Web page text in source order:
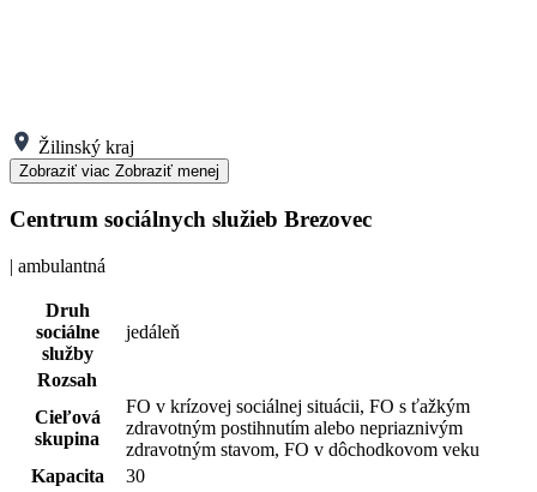
Žilinský kraj
Zobraziť viac Zobraziť menej
Centrum sociálnych služieb Brezovec
| ambulantná
Druh
sociálne
služby
jedáleň
Rozsah
Cieľová
skupina
FO v krízovej sociálnej situácii, FO s ťažkým
zdravotným postihnutím alebo nepriaznivým
zdravotným stavom, FO v dôchodkovom veku
Kapacita
30